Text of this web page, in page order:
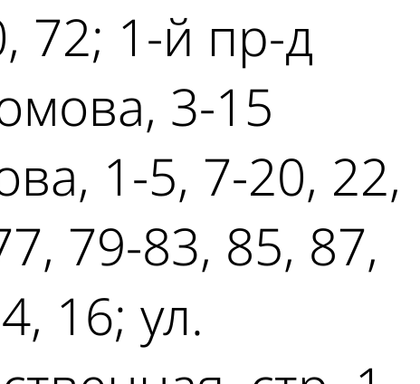
72; 1-й пр-д
3-15
1-5, 7-20, 22,
79-83, 85, 87,
16; ул.